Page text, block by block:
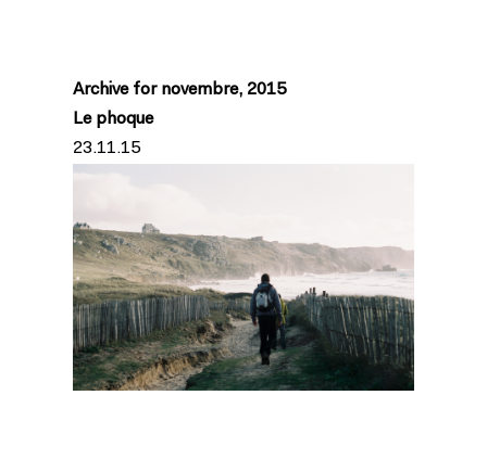
Archive for novembre, 2015
Le phoque
23.11.15